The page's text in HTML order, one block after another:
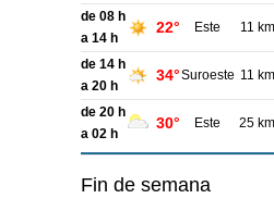
de 08 h
a 14 h
22° Este 11
de 14 h
a 20 h
34°Suroeste 11
de 20 h
a 02 h
30° Este 25
Fin de semana